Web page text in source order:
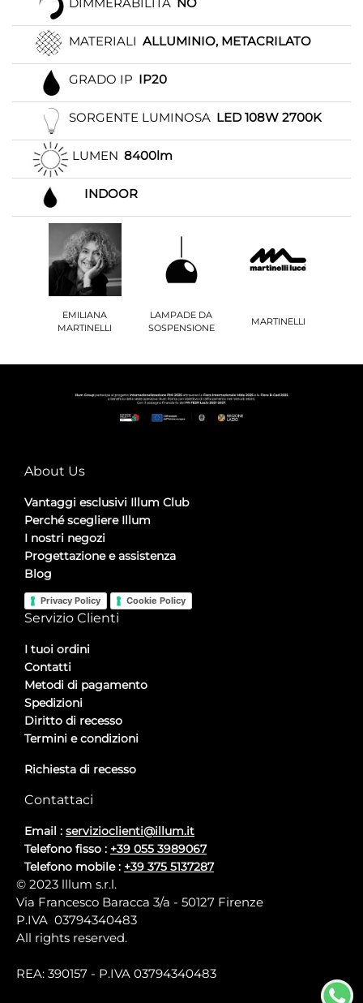
DIMMERABILITÀ NO
MATERIALI ALLUMINIO, METACRILATO
GRADO IP IP20
SORGENTE LUMINOSA LED 108W 2700K
LUMEN 8400lm
INDOOR
EMILIANA
MARTINELLI
LAMPADE DA
SOSPENSIONE
MARTINELLI
About Us
Vantaggi esclusivi Illum Club
Perché scegliere Illum
I nostri negozi
Progettazione e assistenza
Blog
Privacy Policy Cookie Policy
Servizio Clienti
I tuoi ordini
Contatti
Metodi di pagamento
Spedizioni
Diritto di recesso
Termini e condizioni
Richiesta di recesso
Contattaci
Email : servizioclienti@illum.it
Telefono fisso : +39 055 3989067
Telefono mobile : +39 375 5137287
© 2023 lllum s.r.l.
Via Francesco Baracca 3/a - 50127 Firenze
P.IVA 03794340483
All rights reserved.
REA: 390157 - P.IVA 03794340483